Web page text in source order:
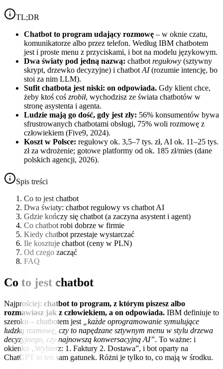
TL;DR
Chatbot to program udający rozmowę – w oknie czatu,
komunikatorze albo przez telefon. Według IBM chatbotem
jest i proste menu z przyciskami, i bot na modelu językowym.
Dwa światy pod jedną nazwą: chatbot regułowy (sztywny
skrypt, drzewko decyzyjne) i chatbot AI(rozumie intencję, bo
stoi za nim LLM).
Sufit chatbota jest niski: on odpowiada. Gdy klient chce,
żeby ktoś coś zrobił, wychodzisz ze świata chatbotów w
stronę asystenta i agenta.
Ludzie mają go dość, gdy jest zły: 56% konsumentów bywa
sfrustrowanych chatbotami obsługi, 75% woli rozmowę z
człowiekiem (Five9, 2024).
Koszt w Polsce: regułowy ok. 3,5–7 tys. zł, AI ok. 11–25 tys.
zł za wdrożenie; gotowe platformy od ok. 185 zł/mies (dane
polskich agencji, 2026).
Spis treści
Co to jest chatbot
Dwa światy: chatbot regułowy vs chatbot AI
Gdzie kończy się chatbot (a zaczyna asystent i agent)
Co chatbot robi dobrze w firmie
Kiedy chatbot przestaje wystarczać
Ile kosztuje chatbot (ceny w PLN)
Od czego zacząć
FAQ
Co to jest chatbot
Najprościej: chatbot to program, z którym piszesz albo
rozmawiasz jak z człowiekiem, a on odpowiada. IBM definiuje to
szeroko – chatbotem jest
„każde oprogramowanie symulujące
ludzką rozmowę, czy to napędzane sztywnym menu w stylu drzewa
decyzyjnego, czy najnowszą konwersacyjną AI”. To ważne: i
okienko „Wybierz: 1. Faktury 2. Dostawa”, i bot oparty na
ChatGPT to ten sam gatunek. Różni je tylko to, co mają w środku.